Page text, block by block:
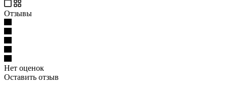
Отзывы
Нет оценок
Оставить отзыв